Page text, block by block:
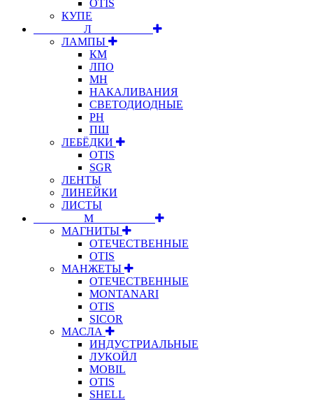
OTIS
КУПЕ
⠀⠀⠀⠀⠀⠀Л⠀⠀⠀⠀⠀⠀⠀
ЛАМПЫ
КМ
ЛПО
МН
НАКАЛИВАНИЯ
СВЕТОДИОДНЫЕ
РН
ПШ
ЛЕБЁДКИ
OTIS
SGR
ЛЕНТЫ
ЛИНЕЙКИ
ЛИСТЫ
⠀⠀⠀⠀⠀⠀М⠀⠀⠀⠀⠀⠀⠀
МАГНИТЫ
ОТЕЧЕСТВЕННЫЕ
OTIS
МАНЖЕТЫ
ОТЕЧЕСТВЕННЫЕ
MONTANARI
OTIS
SICOR
МАСЛА
ИНДУСТРИАЛЬНЫЕ
ЛУКОЙЛ
MOBIL
OTIS
SHELL